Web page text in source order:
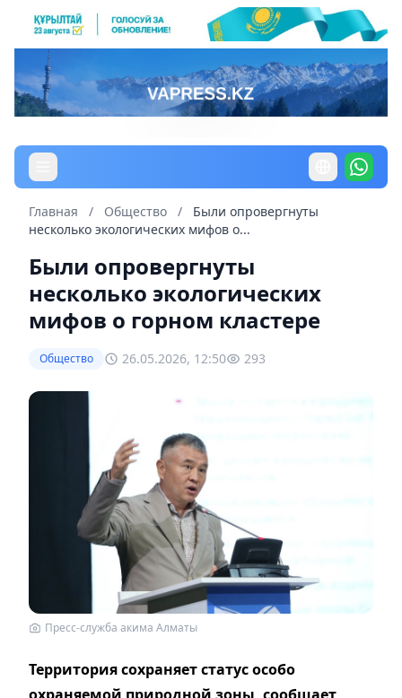
Главная / Общество /
Были опровергнуты
несколько экологических мифов о...
Были опровергнуты
несколько экологических
мифов о горном кластере
Общество 26.05.2026, 12:50 293
Пресс-служба акима Алматы
Территория сохраняет статус особо